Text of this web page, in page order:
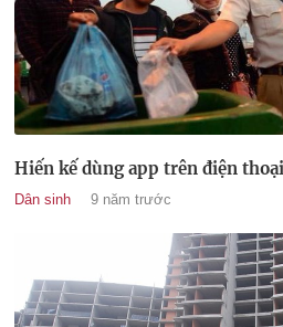
Hiến kế dùng app trên điện
Dân sinh 9 năm trước